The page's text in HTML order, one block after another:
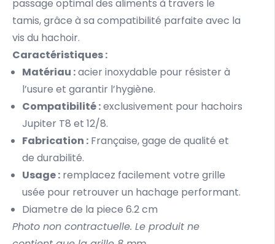
passage optimal des aliments à travers le
tamis, grâce à sa compatibilité parfaite avec la
vis du hachoir.
Caractéristiques :
Matériau :acier inoxydable pour résister à
l’usure et garantir l’hygiène.
Compatibilité :exclusivement pour hachoirs
Jupiter T8 et 12/8.
Fabrication : Française, gage de qualité et
de durabilité.
Usage : remplacez facilement votre grille
usée pour retrouver un hachage performant.
Diametre de la piece 6.2 cm
Photo non contractuelle. Le produit ne